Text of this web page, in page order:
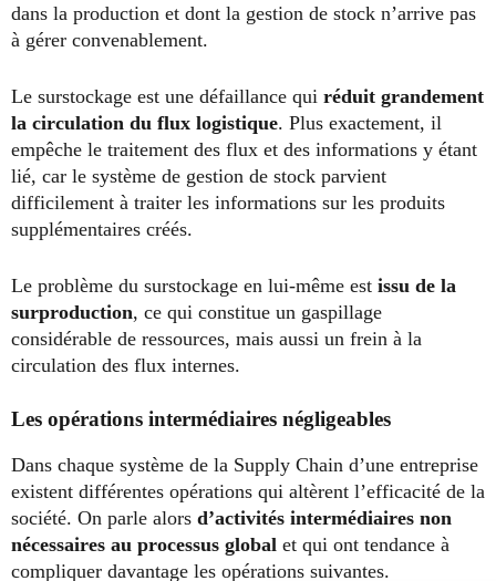
dans la production et dont la gestion de stock n’arrive pas
à gérer convenablement.
Le surstockage est une défaillance qui réduit grandement
la circulation du flux logistique. Plus exactement, il
empêche le traitement des flux et des informations y étant
lié, car le système de gestion de stock parvient
difficilement à traiter les informations sur les produits
supplémentaires créés.
Le problème du surstockage en lui-même est issu de la
surproduction, ce qui constitue un gaspillage
considérable de ressources, mais aussi un frein à la
circulation des flux internes.
Les opérations intermédiaires négligeables
Dans chaque système de la Supply Chain d’une entreprise
existent différentes opérations qui altèrent l’efficacité de la
société. On parle alors d’activités intermédiaires non
nécessaires au processus global et qui ont tendance à
compliquer davantage les opérations suivantes.